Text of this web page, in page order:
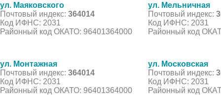
ул. Маяковского
Почтовый индекс: 364014
Код ИФНС: 2031
Районный код ОКАТО: 96401364000
ул. Мельничная
Почтовый индекс:
Код ИФНС: 2031
Районный код
ул. Монтажная
Почтовый индекс: 364014
Код ИФНС: 2031
Районный код ОКАТО: 96401364000
ул. Московская
Почтовый индекс:
Код ИФНС: 2031
Районный код